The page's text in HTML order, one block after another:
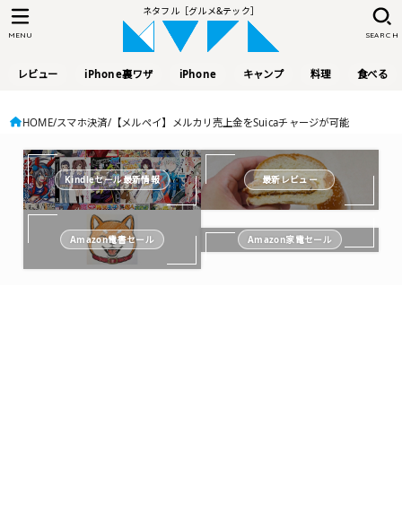
ネタフル［グルメ&テック］
レビュー iPhone裏ワザ iPhone キャンプ 料理 食べる
SEARCH
MENU
HOME スマホ決済 【メルペイ】メルカリ売上金をSuicaチャージが可能
Kindleセール最新情報 最新レビュー
Amazon電書セール Amazon家電セール